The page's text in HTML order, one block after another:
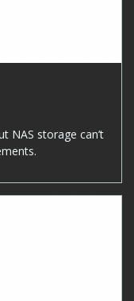
NAS storage can’t